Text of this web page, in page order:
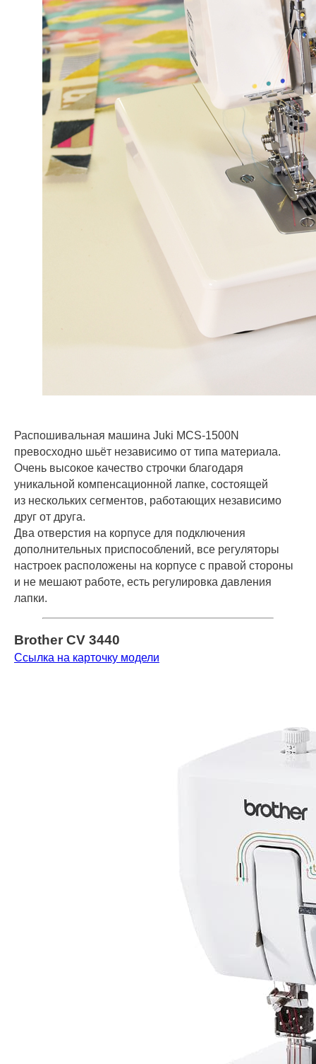
Распошивальная машина Juki MCS-1500N
превосходно шьёт независимо от типа материала.
Очень высокое качество строчки благодаря
уникальной компенсационной лапке, состоящей
из нескольких сегментов, работающих независимо
друг от друга.
Два отверстия на корпусе для подключения
дополнительных приспособлений, все регуляторы
настроек расположены на корпусе с правой стороны
и не мешают работе, есть регулировка давления
лапки.
Brother CV 3440
Ссылка на карточку модели